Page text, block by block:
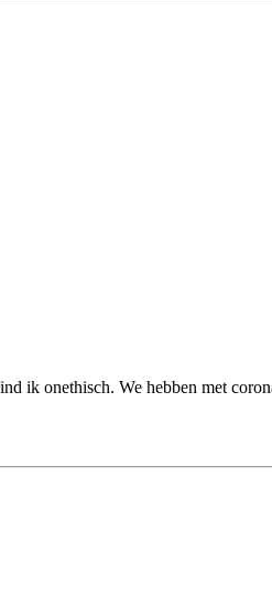
ik onethisch. We hebben met